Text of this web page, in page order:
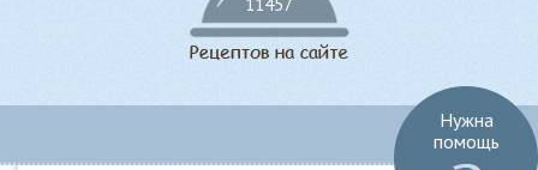
Нужна
помощь